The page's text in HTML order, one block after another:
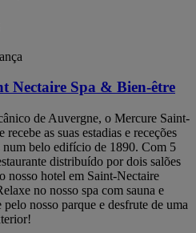
Nectaire Spa & Bien-être
de Auvergne, o Mercure Saint-
as suas estadias e receções
num belo edifício de 1890. Com 5
distribuído por dois salões
nosso hotel em Saint-Nectaire
no nosso spa com sauna e
nosso parque e desfrute de uma